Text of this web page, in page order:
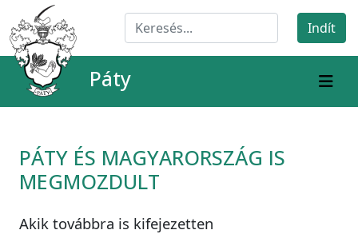
Páty
PÁTY ÉS MAGYARORSZÁG IS
MEGMOZDULT
Akik továbbra is kifejezetten